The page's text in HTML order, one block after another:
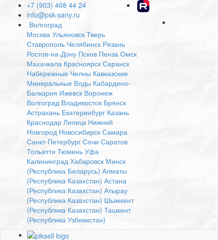
+7 (903) 468 44 24
info@psk-sany.ru
Волгоград
Москва Ульяновск Тверь
Ставрополь Челябинск Рязань
Ростов-на-Дону Псков Пенза Омск
Махачкала Красноярск Саранск
Набережные Челны Кавказские
Минеральные Воды Кабардино-
Балкария Ижевск Воронеж
Волгоград Владивосток Брянск
Астрахань Екатеринбург Казань
Краснодар Липецк Нижний
Новгород Новосибирск Самара
Санкт-Петербург Сочи Саратов
Тольятти Тюмень Уфа
Калининград Хабаровск Минск
(Республика Беларусь) Алматы
(Республика Казахстан) Астана
(Республика Казахстан) Атырау
(Республика Казахстан) Шымкент
(Республика Казахстан) Ташкент
(Республика Узбекистан)